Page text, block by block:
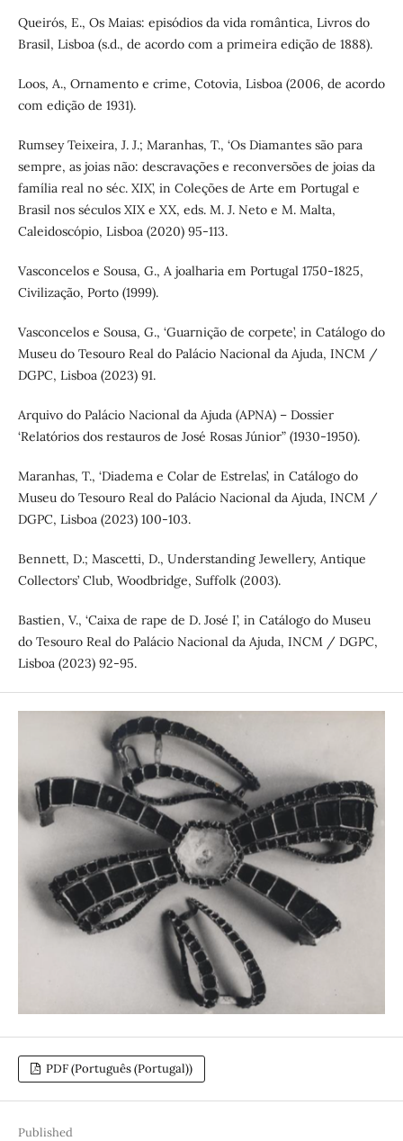
Queirós, E., Os Maias: episódios da vida romântica, Livros do
Brasil, Lisboa (s.d., de acordo com a primeira edição de 1888).
Loos, A., Ornamento e crime, Cotovia, Lisboa (2006, de acordo
com edição de 1931).
Rumsey Teixeira, J. J.; Maranhas, T., ‘Os Diamantes são para
sempre, as joias não: descravações e reconversões de joias da
família real no séc. XIX’, in Coleções de Arte em Portugal e
Brasil nos séculos XIX e XX, eds. M. J. Neto e M. Malta,
Caleidoscópio, Lisboa (2020) 95-113.
Vasconcelos e Sousa, G., A joalharia em Portugal 1750-1825,
Civilização, Porto (1999).
Vasconcelos e Sousa, G., ‘Guarnição de corpete’, in Catálogo do
Museu do Tesouro Real do Palácio Nacional da Ajuda, INCM /
DGPC, Lisboa (2023) 91.
Arquivo do Palácio Nacional da Ajuda (APNA) – Dossier
‘Relatórios dos restauros de José Rosas Júnior” (1930-1950).
Maranhas, T., ‘Diadema e Colar de Estrelas’, in Catálogo do
Museu do Tesouro Real do Palácio Nacional da Ajuda, INCM /
DGPC, Lisboa (2023) 100-103.
Bennett, D.; Mascetti, D., Understanding Jewellery, Antique
Collectors’ Club, Woodbridge, Suffolk (2003).
Bastien, V., ‘Caixa de rape de D. José I’, in Catálogo do Museu
do Tesouro Real do Palácio Nacional da Ajuda, INCM / DGPC,
Lisboa (2023) 92-95.
PDF (Português (Portugal))
Published